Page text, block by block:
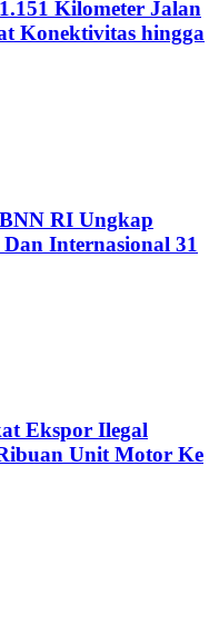
Kilometer Jalan
Konektivitas hingga
RI Ungkap
Internasional 31
Ekspor Ilegal
Unit Motor Ke